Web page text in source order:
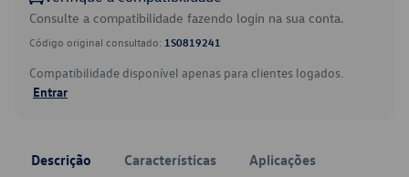
Consulte a compatibilidade fazendo login na sua conta.
Código original consultado: 1S0819241
Compatibilidade disponível apenas para clientes logados.
Entrar
Descrição Características Aplicações